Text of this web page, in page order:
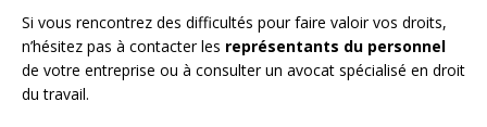
Si vous rencontrez des difficultés pour faire valoir vos droits,
n’hésitez pas à contacter les représentants du personnel
de votre entreprise ou à consulter un avocat spécialisé en droit
du travail.